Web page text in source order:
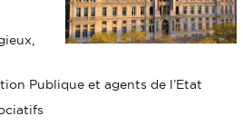
Publique et agents de l’Etat